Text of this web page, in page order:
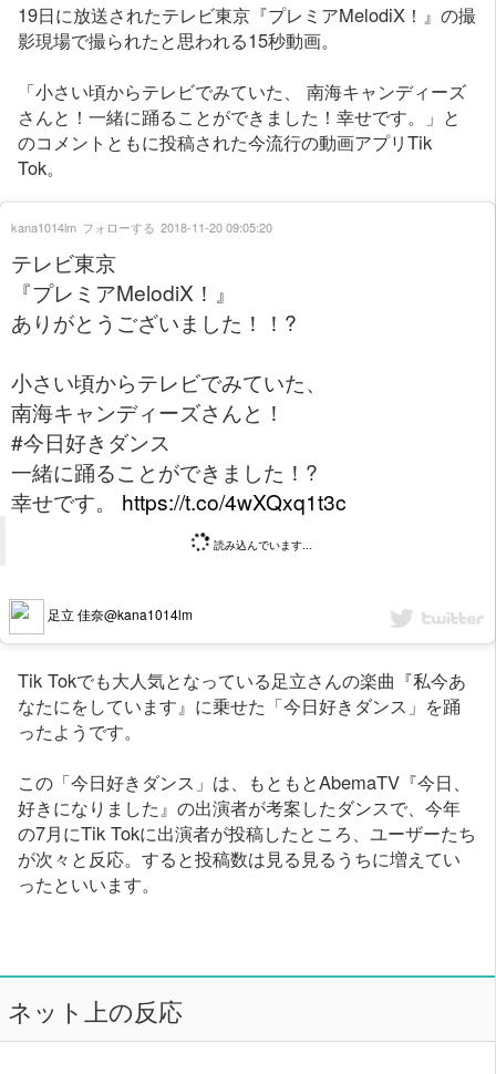
19日に放送されたテレビ東京『プレミアMelodiX！』の撮
影現場で撮られたと思われる15秒動画。
「小さい頃からテレビでみていた、 南海キャンディーズ
さんと！一緒に踊ることができました！幸せです。」と
のコメントともに投稿された今流行の動画アプリTik
Tok。
テレビ東京
『プレミアMelodiX！』
ありがとうございました！！?
小さい頃からテレビでみていた、
南海キャンディーズさんと！
#今日好きダンス
一緒に踊ることができました！?
幸せです。 https://t.co/4wXQxq1t3c
読み込んでいます...
足立 佳奈@kana1014lm
kana1014lm フォローする 2018-11-20 09:05:20
Tik Tokでも大人気となっている足立さんの楽曲『私今あ
なたにをしています』に乗せた「今日好きダンス」を踊
ったようです。
この「今日好きダンス」は、もともとAbemaTV『今日、
好きになりました』の出演者が考案したダンスで、今年
の7月にTik Tokに出演者が投稿したところ、ユーザーたち
が次々と反応。すると投稿数は見る見るうちに増えてい
ったといいます。
ネット上の反応